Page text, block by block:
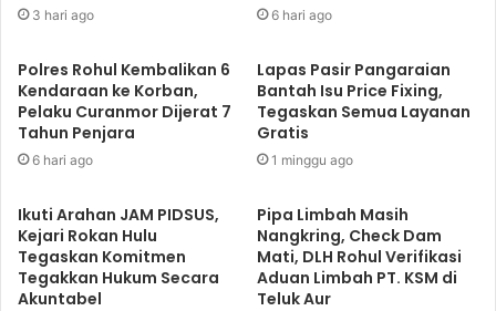
3 hari ago 6 hari ago
Polres Rohul Kembalikan 6
Kendaraan ke Korban,
Pelaku Curanmor Dijerat 7
Tahun Penjara
6 hari ago
Lapas Pasir Pangaraian
Bantah Isu Price Fixing,
Tegaskan Semua Layanan
Gratis
1 minggu ago
Ikuti Arahan JAM PIDSUS,
Kejari Rokan Hulu
Tegaskan Komitmen
Tegakkan Hukum Secara
Akuntabel
Pipa Limbah Masih
Nangkring, Check Dam
Mati, DLH Rohul Verifikasi
Aduan Limbah PT. KSM di
Teluk Aur